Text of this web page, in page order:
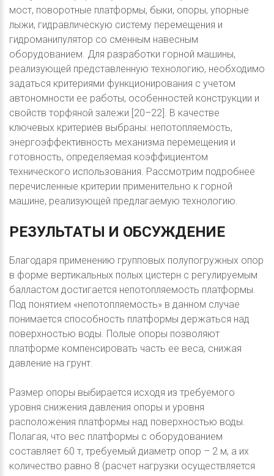
мост, поворотные платформы, быки, опоры, упорные
лыжи, гидравлическую систему перемещения и
гидроманипулятор со сменным навесным
оборудованием. Для разработки горной машины,
реализующей представленную технологию, необходимо
задаться критериями функционирования с учетом
автономности ее работы, особенностей конструкции и
свойств торфяной залежи [20–22]. В качестве
ключевых критериев выбраны: непотопляемость,
энергоэффективность механизма перемещения и
готовность, определяемая коэффициентом
технического использования. Рассмотрим подробнее
перечисленные критерии применительно к горной
машине, реализующей предлагаемую технологию.
РЕЗУЛЬТАТЫ И ОБСУЖДЕНИЕ
Благодаря применению групповых полупогружных опор
в форме вертикальных полых цистерн с регулируемым
балластом достигается непотопляемость платформы.
Под понятием «непотопляемость» в данном случае
понимается способность платформы держаться над
поверхностью воды. Полые опоры позволяют
платформе компенсировать часть ее веса, снижая
давление на грунт.
Размер опоры выбирается исходя из требуемого
уровня снижения давления опоры и уровня
расположения платформы над поверхностью воды.
Полагая, что вес платформы с оборудованием
составляет 60 т, требуемый диаметр опор – 2 м, а их
количество равно 8 (расчет нагрузки осуществляется